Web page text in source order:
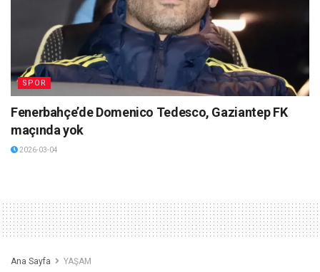
SPOR
Fenerbahçe’de Domenico Tedesco, Gaziantep FK
maçında yok
2026-03-04
Ana Sayfa YAŞAM